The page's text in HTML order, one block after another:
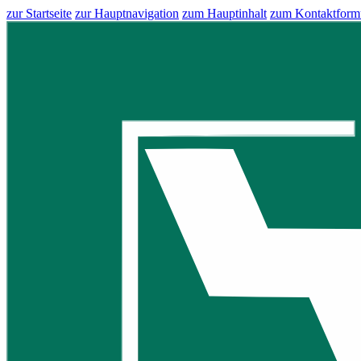
zur Startseite zur Hauptnavigation zum Hauptinhalt zum